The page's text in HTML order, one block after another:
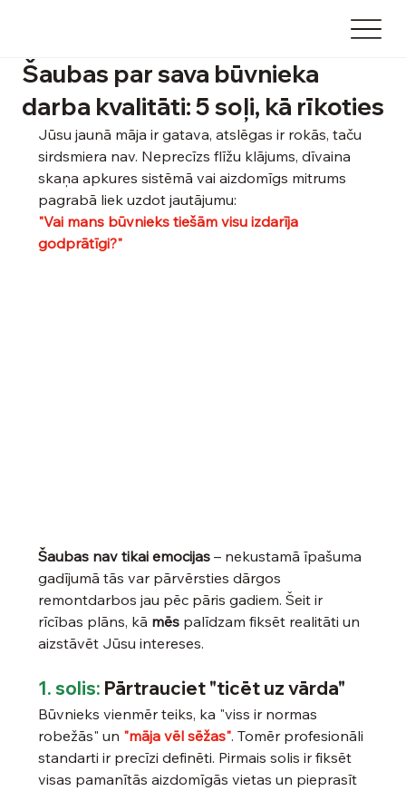
Šaubas par sava būvnieka
darba kvalitāti: 5 soļi, kā rīkoties
Jūsu jaunā māja ir gatava, atslēgas ir rokās, taču
sirdsmiera nav. Neprecīzs flīžu klājums, dīvaina
skaņa apkures sistēmā vai aizdomīgs mitrums
pagrabā liek uzdot jautājumu:
"Vai mans būvnieks tiešām visu izdarīja
godprātīgi?"
Šaubas nav tikai emocijas – nekustamā īpašuma
gadījumā tās var pārvērsties dārgos
remontdarbos jau pēc pāris gadiem. Šeit ir
rīcības plāns, kā mēs palīdzam fiksēt realitāti un
aizstāvēt Jūsu intereses.
1. solis: Pārtrauciet "ticēt uz vārda"
Būvnieks vienmēr teiks, ka "viss ir normas
robežās" un "māja vēl sēžas". Tomēr profesionāli
standarti ir precīzi definēti. Pirmais solis ir fiksēt
visas pamanītās aizdomīgās vietas un pieprasīt